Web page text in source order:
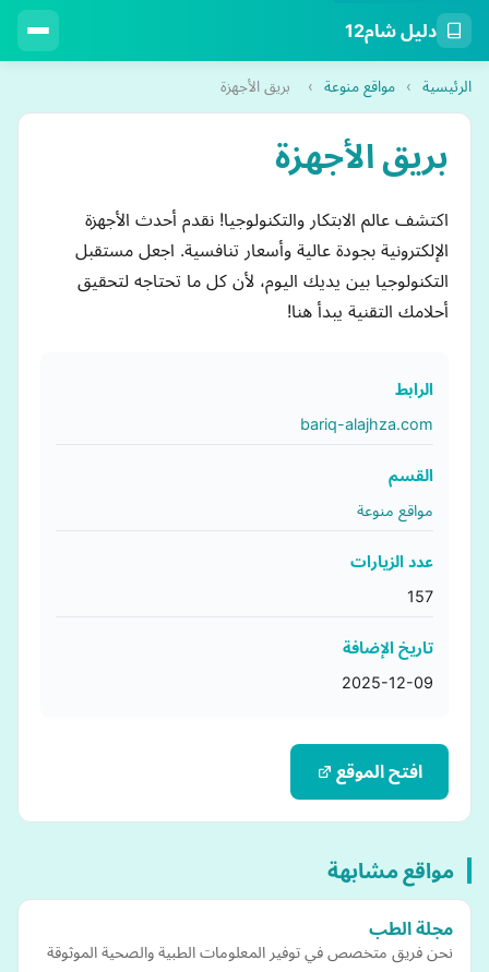
دليل شام12
الرئيسية › مواقع منوعة › بريق الأجهزة
بريق الأجهزة
اكتشف عالم الابتكار والتكنولوجيا! نقدم أحدث الأجهزة
الإلكترونية بجودة عالية وأسعار تنافسية. اجعل مستقبل
التكنولوجيا بين يديك اليوم، لأن كل ما تحتاجه لتحقيق
أحلامك التقنية يبدأ هنا!
الرابط
bariq-alajhza.com
القسم
مواقع منوعة
عدد الزيارات
157
تاريخ الإضافة
2025-12-09
افتح الموقع
مواقع مشابهة
مجلة الطب
نحن فريق متخصص في توفير المعلومات الطبية والصحية الموثوقة